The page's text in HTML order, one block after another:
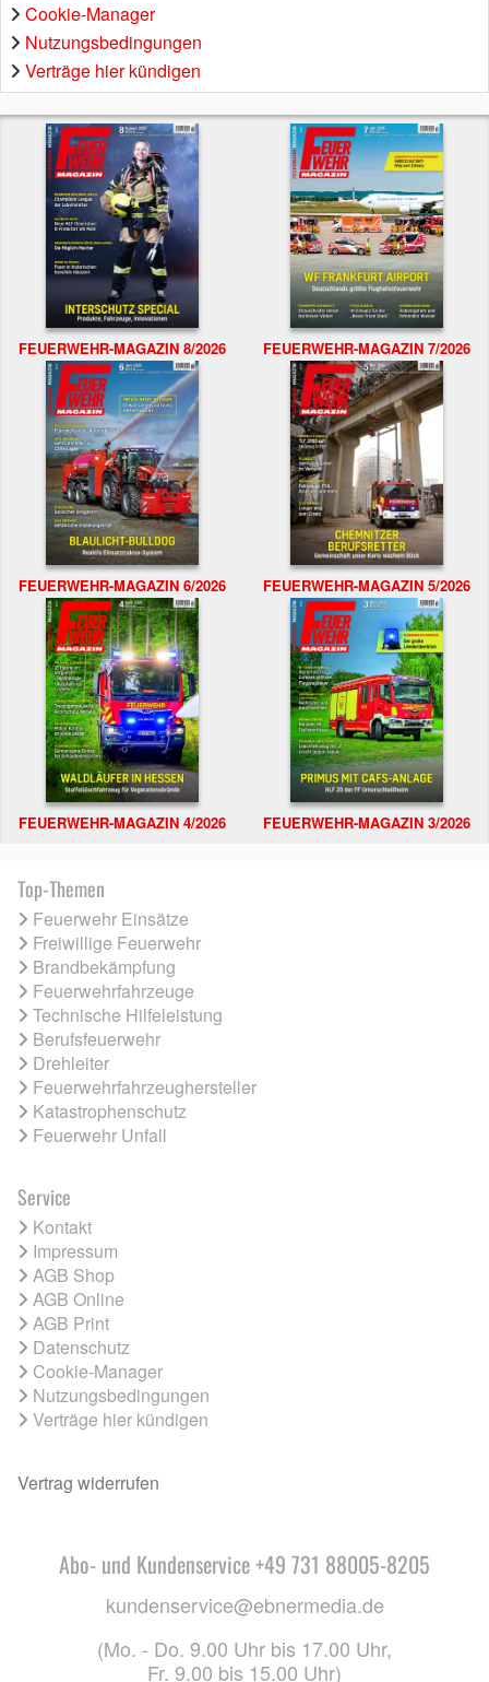
Cookie-Manager
Nutzungsbedingungen
Verträge hier kündigen
FEUERWEHR-MAGAZIN 8/2026 FEUERWEHR-MAGAZIN 7/2026
FEUERWEHR-MAGAZIN 6/2026 FEUERWEHR-MAGAZIN 5/2026
FEUERWEHR-MAGAZIN 4/2026 FEUERWEHR-MAGAZIN 3/2026
Top-Themen
Feuerwehr Einsätze
Freiwillige Feuerwehr
Brandbekämpfung
Feuerwehrfahrzeuge
Technische Hilfeleistung
Berufsfeuerwehr
Drehleiter
Feuerwehrfahrzeughersteller
Katastrophenschutz
Feuerwehr Unfall
Service
Kontakt
Impressum
AGB Shop
AGB Online
AGB Print
Datenschutz
Cookie-Manager
Nutzungsbedingungen
Verträge hier kündigen
Vertrag widerrufen
Abo- und Kundenservice +49 731 88005-8205
kundenservice@ebnermedia.de
(Mo. - Do. 9.00 Uhr bis 17.00 Uhr,
Fr. 9.00 bis 15.00 Uhr)